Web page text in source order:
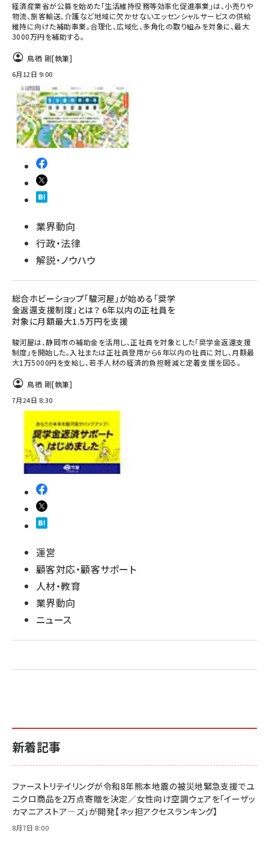
経済産業省が公募を始めた「生活維持役務等効率化促進事業」は、小売りや
物流、旅客輸送、介護など地域に欠かせないエッセンシャルサービスの供給
維持に向けた補助事業。合理化、広域化、多角化の取り組みを対象に、最大
3000万円を補助する。
鳥栖 剛[執筆]
6月12日 9:00
業界動向
行政・法律
解説・ノウハウ
総合ホビーショップ「駿河屋」が始める「奨学
金返還支援制度」とは？ 6年以内の正社員を
対象に月額最大1.5万円を支援
駿河屋は、静岡市の補助金を活用し、正社員を対象とした「奨学金返還支援
制度」を開始した。入社または正社員登用から6年以内の社員に対し、月額最
大1万5000円を支給し、若手人材の経済的負担軽減と定着支援を図る。
鳥栖 剛[執筆]
7月24日 8:30
運営
顧客対応・顧客サポート
人材・教育
業界動向
ニュース
新着記事
ファーストリテイリングが令和8年熊本地震の被災地緊急支援でユ
ニクロ商品を2万点寄贈を決定／女性向け空調ウェアを「イーザッ
カマニアストア―ズ」が開発【ネッ担アクセスランキング】
8月7日 8:00